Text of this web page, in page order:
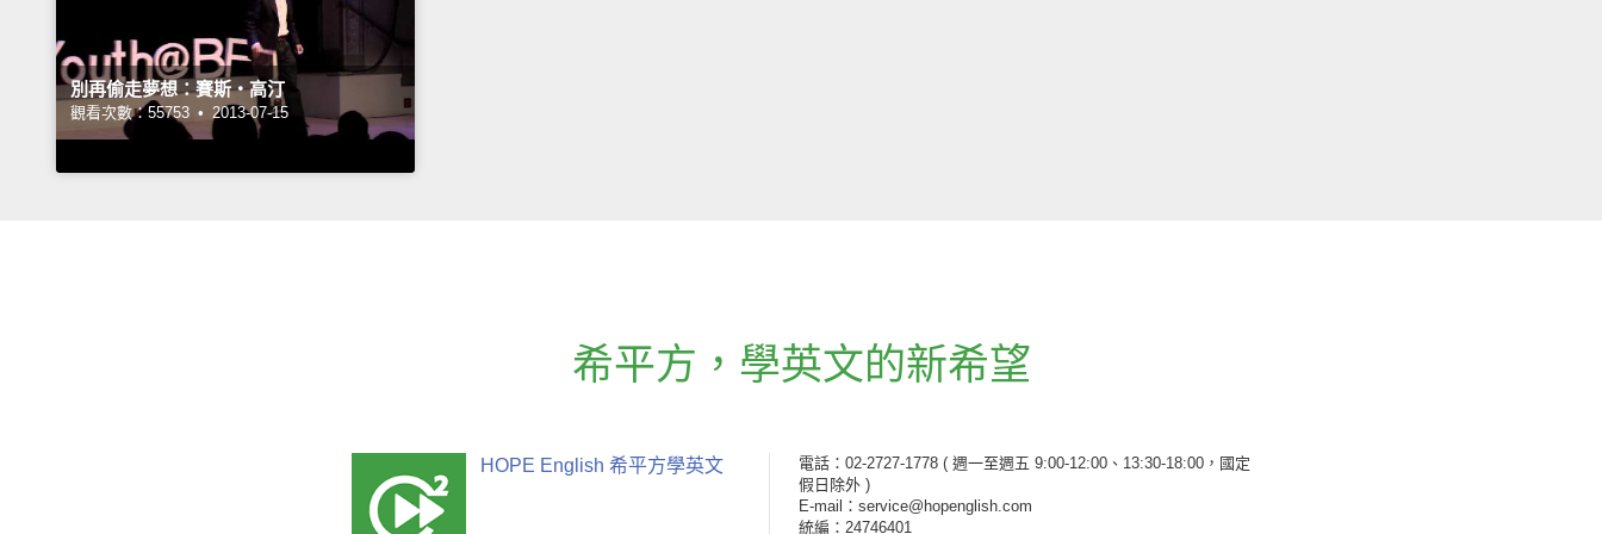
別再偷走夢想：賽斯‧高汀
觀看次數：55753 • 2013-07-15
希平方 ， 學英文的新希望
HOPE English 希平方學英文 電話：02-2727-1778 ( 週一至週五 9:00-12:00、13:30-18:00，國定
假日除外 )
E-mail：service@hopenglish.com
統編：24746401